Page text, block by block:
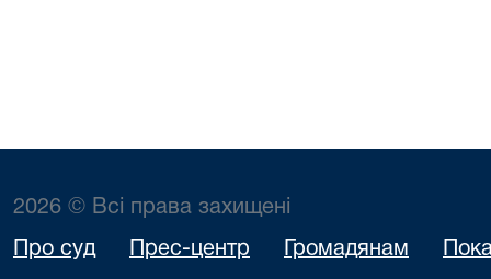
2026 © Всі права захищені
Про суд Прес-центр Громадянам